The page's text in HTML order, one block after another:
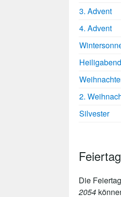
3. Advent
4. Advent
Heiligabend
2.
Silvester
Die
2054